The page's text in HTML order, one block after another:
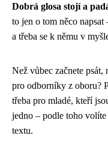
Dobrá glosa stojí a
to jen o tom něco
a třeba se k němu v
Než vůbec začnete psát,
pro odborníky z oboru?
třeba pro mladé, kteří
jedno – podle toho
textu.